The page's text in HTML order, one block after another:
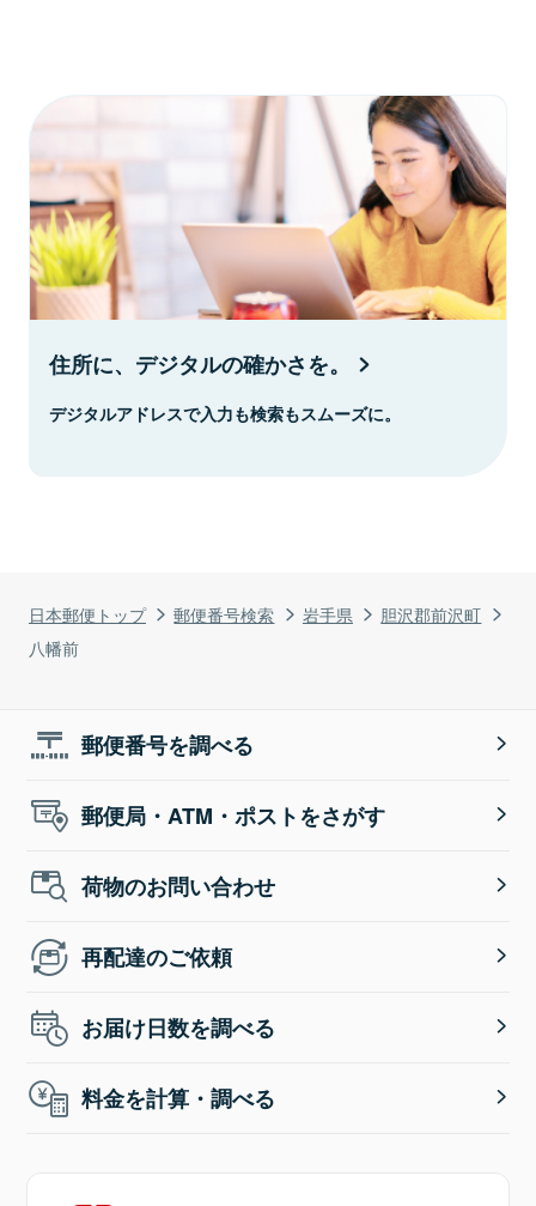
日本郵便トップ 郵便番号検索 岩手県
胆沢郡前沢町
八幡前
住所に、デジタルの確かさを。
デジタルアドレスで入力も検索もスムーズに。
郵便番号を調べる
郵便局・ATM・ポストをさがす
荷物のお問い合わせ
再配達のご依頼
お届け日数を調べる
料金を計算・調べる